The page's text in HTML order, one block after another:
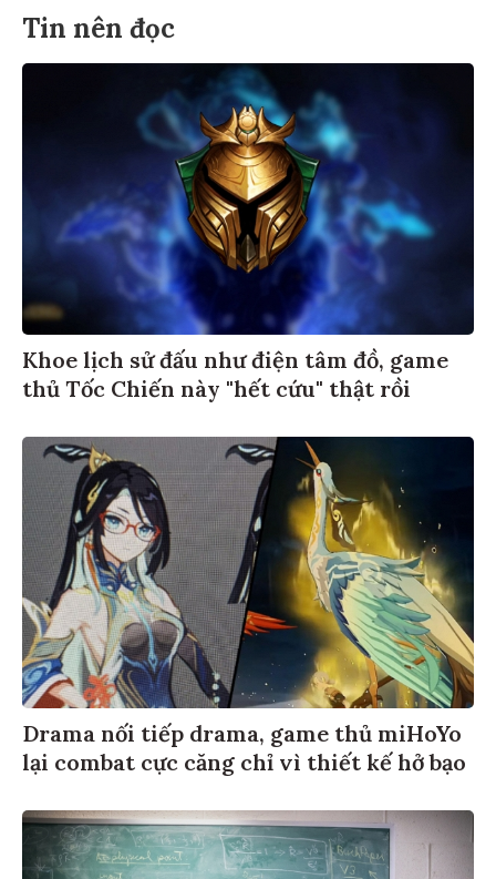
Tin nên đọc
Khoe lịch sử đấu như điện tâm đồ, game
thủ Tốc Chiến này "hết cứu" thật rồi
Drama nối tiếp drama, game thủ miHoYo
lại combat cực căng chỉ vì thiết kế hở bạo